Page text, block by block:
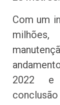
Com um
2022 e